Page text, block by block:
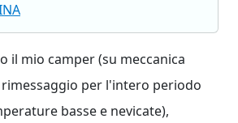
il mio camper (su meccanica
per l'intero periodo
basse e nevicate),